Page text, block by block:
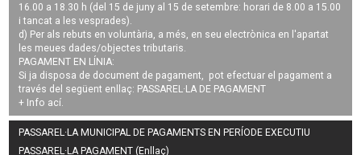
16.00 a 18.30 h (del 15 de juny al 15 de setembre: horari de 8.00 a 15.00
i tancat a les vesprades).
d) Per als rebuts en voluntària, a més, en seu electrònica en l'apartat
les meues dades/objectes tributaris.
PAGAMENT EN LÍNIA:
Si ja disposa de document de pagament, pot efectuar el pagament a
través del següent enllaç: PASSAREL·LA DE PAGAMENT
+ Info ací.
PASSAREL·LA MUNICIPAL DE PAGAMENTS EN PERÍODE EXECUTIU
PASSAREL·LA PAGAMENT (Enllaç)